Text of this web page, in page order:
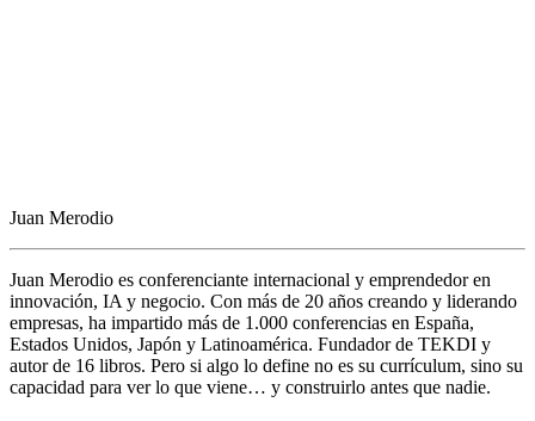
Juan Merodio
Juan Merodio es conferenciante internacional y emprendedor en
innovación, IA y negocio. Con más de 20 años creando y liderando
empresas, ha impartido más de 1.000 conferencias en España,
Estados Unidos, Japón y Latinoamérica. Fundador de TEKDI y
autor de 16 libros. Pero si algo lo define no es su currículum, sino su
capacidad para ver lo que viene… y construirlo antes que nadie.